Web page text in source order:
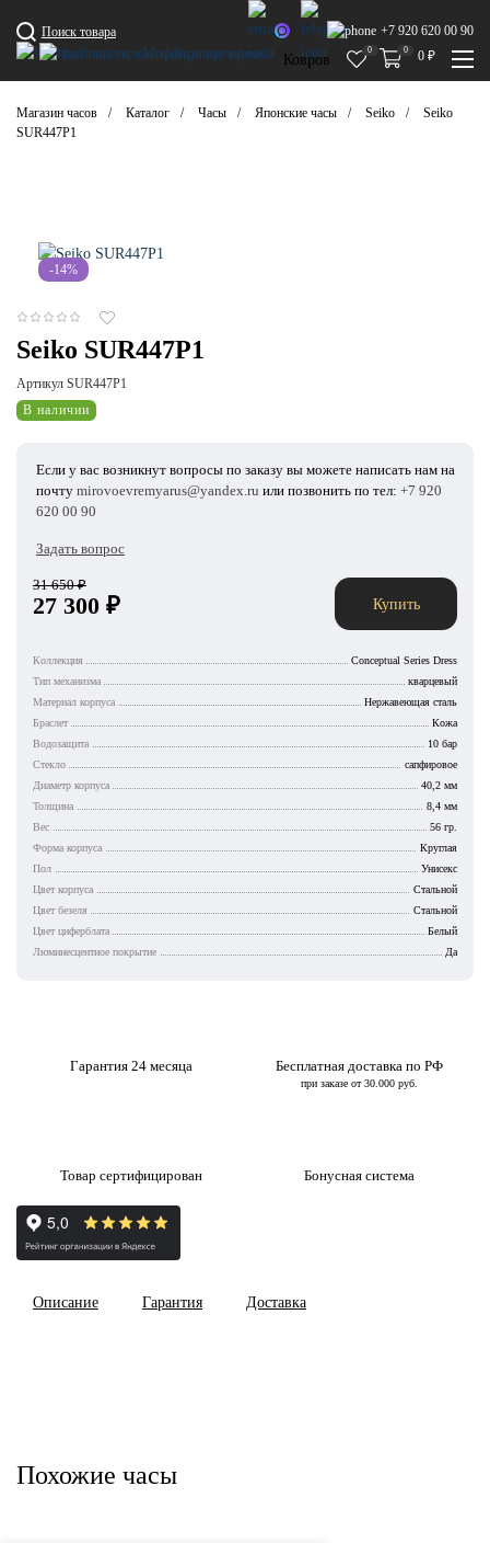
Поиск товара +7 920 620 00 90
Ковров
0 0 0 ₽
Магазин часов Каталог Часы Японские часы Seiko
Seiko
SUR447P1
-14%
Seiko SUR447P1
Артикул SUR447P1
В наличии
Если у вас возникнут вопросы по заказу вы можете написать нам на
почту mirovoevremyarus@yandex.ru или позвонить по тел: +7 920
620 00 90
Задать вопрос
31 650₽
27 300 ₽ Купить
Коллекция
Conceptual Series Dress
Тип механизма
кварцевый
Материал корпуса
Нержавеющая сталь
Браслет
Кожа
Водозащита
10 бар
Стекло
сапфировое
Диаметр корпуса
40,2 мм
Толщина
8,4 мм
Вес
56 гр.
Форма корпуса
Круглая
Пол
Унисекс
Цвет корпуса
Стальной
Цвет безеля
Стальной
Цвет циферблата
Белый
Люминесцентное покрытие
Да
Гарантия 24 месяца Бесплатная доставка по РФ
при заказе от 30.000 руб.
Товар сертифицирован Бонусная система
Описание Гарантия Доставка
Похожие часы